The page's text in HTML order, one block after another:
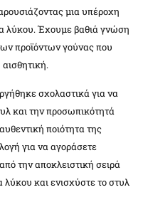
μια υπέροχη
λύκου. Έχουμε βαθιά γνώση
προϊόντων γούνας που
σχολαστικά για να
και την προσωπικότητά
ποιότητα της
για να αγοράσετε
την αποκλειστική σειρά
και ενισχύστε το στυλ